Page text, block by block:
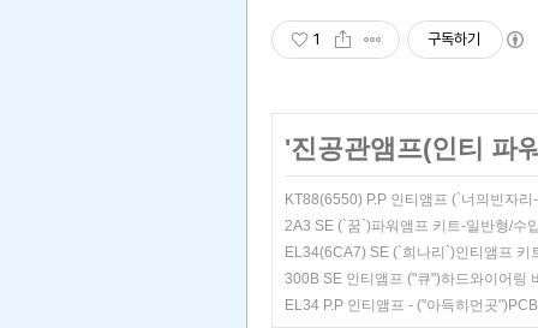
1 구독하기
'진공관앰프(인티 파
KT88(6550) P.P 인티앰프 (`너의빈자
2A3 SE (`꿈`)파워앰프 키트-일반형/수
EL34(6CA7) SE (`희나리`)인티앰프
300B SE 인티앰프 ("큐")하드와이어링
EL34 P.P 인티앰프 - ("아득히먼곳